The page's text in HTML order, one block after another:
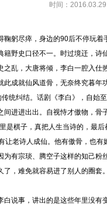
时间：2016.03.29
躬尽瘁，身边的90后不停玩着
野史口径不一。时过境迁，诗
乱，大唐将倾，李白一腔入
成就仙风道骨，无奈终究暮年
统纠结。话剧《李白》，自始
进进出出。自视恃才傲物，
是棋子，真把人生当诗的，最后
让老诗人成仙。他有傲骨，也
有宗琰、腾空子这样的知己粉丝
，难免就容易进了别人的圈套
说事，讲出的是这些年里没有